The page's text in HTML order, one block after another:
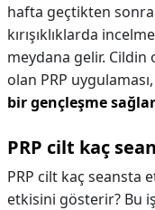
hafta geçtikten
kırışıklıklarda
meydana gelir. Cildin
olan PRP uygulaması,
bir gençleşme sağlar
PRP cilt kaç
PRP cilt kaç seansta
etkisini gösterir? Bu